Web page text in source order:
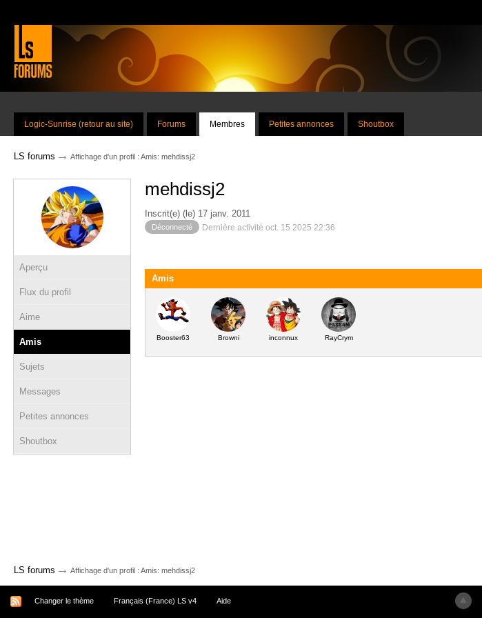
Logic-Sunrise (retour au site) Forums Membres Petites annonces Shoutbox
LS forums → Affichage d'un profil : Amis: mehdissj2
Aperçu
Flux du profil
Aime
Amis
Sujets
Messages
Petites annonces
Shoutbox
mehdissj2
Inscrit(e) (le) 17 janv. 2011
Déconnecté Dernière activité oct. 15 2025 22:36
Amis
Booster63 Browni inconnux RayCrym
LS forums → Affichage d'un profil : Amis: mehdissj2
Changer le thème Français (France) LS v4 Aide